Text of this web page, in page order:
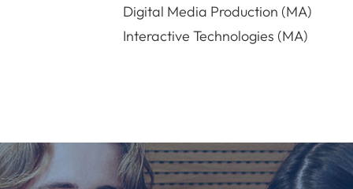
Digital Media Production (MA)
Interactive Technologies (MA)